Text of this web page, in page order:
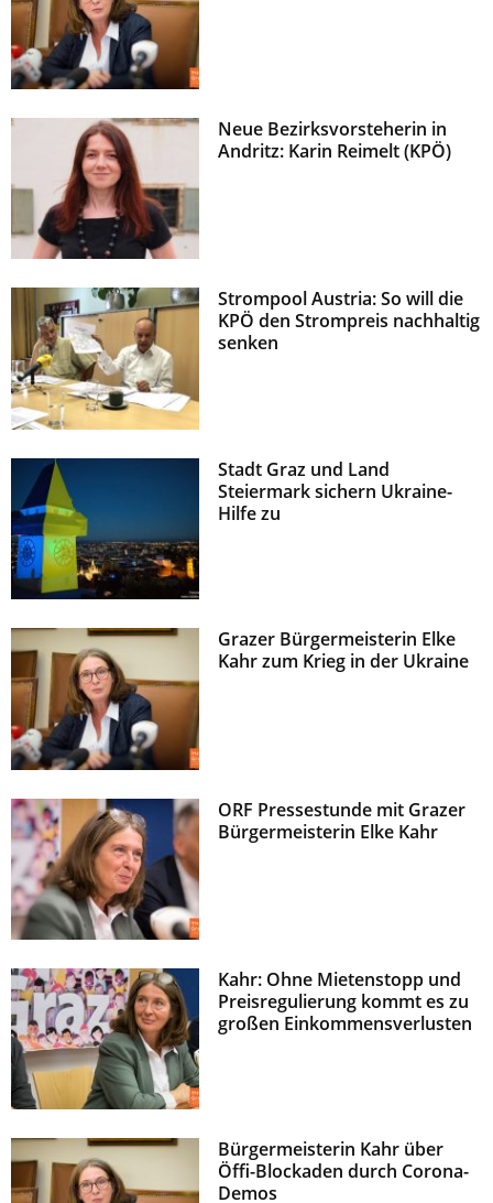
Neue Bezirksvorsteherin in
Andritz: Karin Reimelt (KPÖ)
Strompool Austria: So will die
KPÖ den Strompreis nachhaltig
senken
Stadt Graz und Land
Steiermark sichern Ukraine-
Hilfe zu
Grazer Bürgermeisterin Elke
Kahr zum Krieg in der Ukraine
ORF Pressestunde mit Grazer
Bürgermeisterin Elke Kahr
Kahr: Ohne Mietenstopp und
Preisregulierung kommt es zu
großen Einkommensverlusten
Bürgermeisterin Kahr über
Öffi-Blockaden durch Corona-
Demos